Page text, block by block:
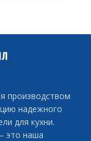
производством
надежного
для кухни.
это наша